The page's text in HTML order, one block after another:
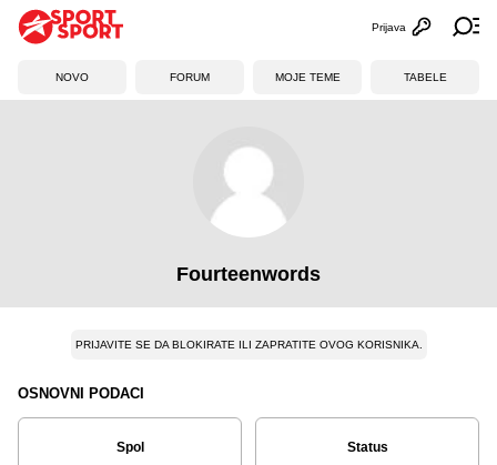
Otvori
Prijava
NOVO FORUM MOJE TEME TABELE
Fourteenwords
PRIJAVITE SE DA BLOKIRATE ILI ZAPRATITE OVOG KORISNIKA.
OSNOVNI PODACI
Spol Status